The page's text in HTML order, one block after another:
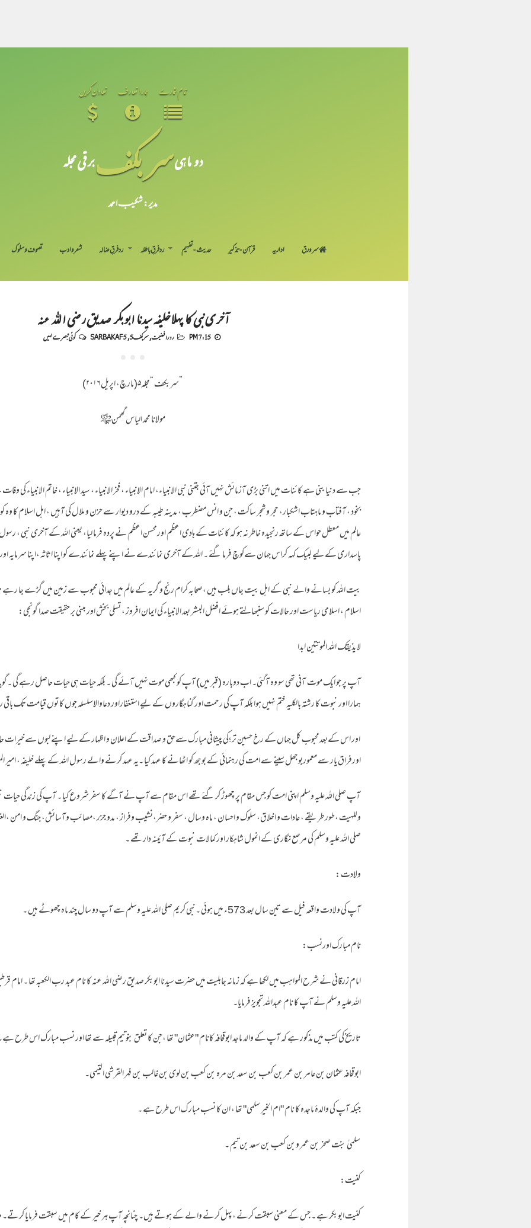
تمام شمارے ہمارا تعارف تعاون کریں
دو ماہیسر بکفبرقی مجلہ
مدیر: شکیبـ احمد
سر ورق اداریہ قرآن-تذکیر حدیث-تفہیم رد فرقِ باطلہ رد فرقِ ضالہ شعر و ادب تصوف و سلوک
آخری نبی کا پہلاخلیفہ سیدنا ابو بکر صدیق رضی اللہ عنہ
7:15 PM رد رافضیت,سربکف5 ,
SARBAKAF 5 کوئی تبصرے نہیں
”سربکف “مجلہ۵(مارچ، اپریل ۲۰۱۶)
مولانا محمد الیاس گھمن﷾
جب سے دنیا بنی ہے کائنات میں اتنی بڑی آزمائش نہیں آئی جتنی نبی الانبیاء، امام الانبیاء ، فخر الانبیاء ، سید الانبیاء ، خاتم
بخود ، آفتاب و ماہتاب اشکبار، حجر و شجر ساکت ، جن و انس مضطرب ، مدینہ طیبہ کے درو دیوار سے حزن و ملال کی آہیں ، اہل اسلام
عالم میں معطل حواس کے ساتھ رنجیدہ خاطر نہ ہو کہ کائنات کے ہادی اعظم اورمحسن اعظم نے پردہ فرما لیا، یعنی اللہ کے آخری نبی ،
پاسداری کے لیے لبیک کہہ کراس جہان سےکوچ فرما گئے ۔ اللہ کے آخری نمائندے نے اپنے پہلے نمائندے کو اپنا اثاثہ ،اپنا سرمایہ
بیت اللہ کو بسانے والے نبی کے اہل بیت جاں بلب ہیں ،صحابہ کرام رنج و گریہ کے عالم میں جدائی محبوب سے زمین میں گڑے جا رہے
اسلام ، اسلامی ریاست اور حالات کو سنبھالتے ہوئے افضل البشر بعد الانبیاء کی ایمان افروز ، تسلی بخش اور مبنی بر حقیقت صدا گونجی:
لا یذیقک اللہ الموتتین ابدا
آپ پر جو ایک موت آنی تھی سو وہ آگئی۔ اب دوبارہ (قبر میں) آپ کو کبھی موت نہیں آئے گی ۔ بلکہ حیات ہی حیات حاصل رہے گی
ہمارا اور نبوت کا رشتہ بالکلیہ ختم نہیں ہوا بلکہ آپ کی رحمت اور گناہگاروں کے لیے استغفاراور دعاوالاسلسلہ جوں کا توں قیامت تک
اور اس کےبعدمحبوب کل جہاں کے رخ حسین تر ؛کی پیشانی مبارک سےحق و صداقت کے اعلان و اظہار کے لیے اپنے لبوں سے خیرات
اورفراق یار سے معموربوجھل سینے سے امت کی رہنمائی کے بوجھ کو اٹھانے کا عہد کیا ۔یہ عہد کرنے والے رسول اللہ کے پہلے خلیفہ ، امیر
آپ صلی اللہ علیہ وسلم اپنی امت کو جس مقام پر چھوڑ کر گئے تھے اس مقام سے آپ نے آگے کا سفر شروع کیا ۔ آپ کی زندگی حیات
وللہیت ،طور طریقے ، عادات و اخلاق، سلوک و احسان ، ماہ وسال ، سفر و حضر،نشیب وفراز ، مدو جزر ،مصائب وآسائش، جنگ و امن
صلی اللہ علیہ وسلم کی مرصع نگاری کے انمول شاہکار اور کمالات نبوت کے آئینہ دارتھے ۔
ولادت :
آپ کی ولادت واقعہ فیل سے تین سال بعد 573ء میں ہوئی ۔نبی کریم صلی اللہ علیہ وسلم سے آپ دو سال چند ماہ چھوٹے ہیں ۔
نام مبارک اورنسب:
امام زرقانی نے شرح المواہب میں لکھا ہے کہ زمانہ جاہلیت میں حضرت سیدنا ابوبکر صدیق رضی اللہ عنہ کا نام عبد رب الکعبہ تھا ۔
اللہ علیہ وسلم نے آپ کا نام عبداللہ تجویز فرمایا۔
تاریخ کی کتب میں مذکور ہے کہ آپ کے والد ماجد ابوقحافہ کانام "عثمان" تھا ،جن کا تعلق بنوتیم قبیلہ سے تھا اور نسب مبارک اس طرح
ابوقحافہ عثمان بن عامر بن عمر بن کعب بن سعد بن مره بن کعب بن لوی بن غالب بن فہر القرشی التيمی۔
جبکہ آپ کی والدہٴ ماجدہ کا نام "ام الخیر سلمی" تھا ، ان کا نسب مبار ک اس طرح ہے ۔
سلمیٰ بنت صخر بن عمر وبن کعب بن سعد بن تيم ۔
کنیت:
کنیت ابوبکر ہے ۔ جس کے معنی سبقت کرنے ،پہل کرنے والے کے ہوتے ہیں۔ چنانچہ آپ ہر خیر کے کام میں سبقت فرمایا